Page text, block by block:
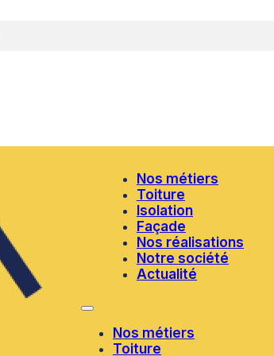
Nos métiers
Toiture
Isolation
Façade
Nos réalisations
Notre société
Actualité
Nos métiers
Toiture